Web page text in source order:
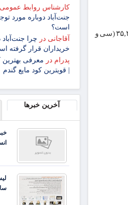
ربع سکه امروز با افزایش ۰.۸۴ درصدی، از ۳۵,۰۰۰,۰۰۰ (سی و پنج میلیون) تومان به ۳۵,۳۰۰,۰۰۰ (سی و
کارشناس روابط عمومی
جنت‌آباد دوباره مورد
است؟
آقاجانی در چرا جنت‌آباد
خریداران قرار گرفته
پدرام در معرفی بهترین
| قویترین کود مایع گندم
آخرین خبرها